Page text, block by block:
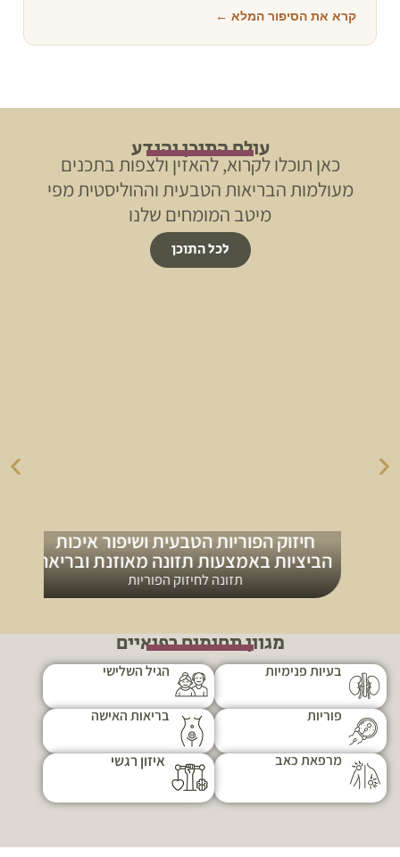
קרא את הסיפור המלא ←
עולם התוכן והידע
כאן תוכלו לקרוא, להאזין ולצפות בתכנים
מעולמות הבריאות הטבעית וההוליסטית מפי
מיטב המומחים שלנו
לכל התוכן
חיזוק הפוריות הטבעית ושיפור איכות
הביציות באמצעות תזונה מאוזנת ובריאה
תזונה לחיזוק הפוריות
מגוון תחומים רפואיים
בעיות פנימיות הגיל השלישי
פוריות בריאות האישה
מרפאת כאב איזון רגשי